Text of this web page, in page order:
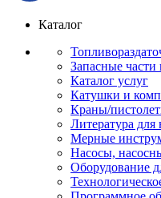
Каталог
Запасные
Каталог услуг
Катушки и
Краны/
Литература для
Мерные
Насосы,
Оборудование